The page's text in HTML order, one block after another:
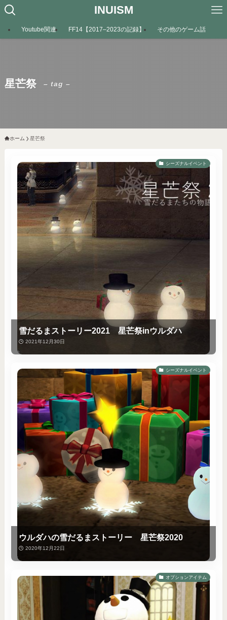
INUISM
Youtube関連 FF14【2017–2023の記録】 その他のゲーム話
星芒祭 – tag –
ホーム 星芒祭
シーズナルイベント
雪だるまストーリー2021 星芒祭inウルダハ
2021年12月30日
シーズナルイベント
ウルダハの雪だるまストーリー 星芒祭2020
2020年12月22日
オプションアイテム